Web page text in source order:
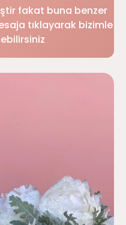
fakat buna benzer
tıklayarak bizimle